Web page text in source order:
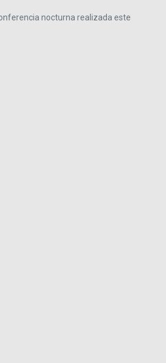
nocturna realizada este